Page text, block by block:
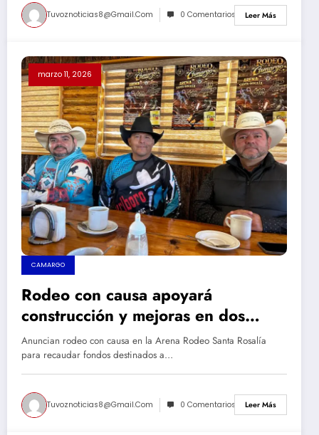
Tuvoznoticias8@gmail.com 0 Comentarios Leer Más
marzo 11, 2026
CAMARGO
Rodeo con causa apoyará
construcción y mejoras en dos
primarias de Camargo
Anuncian rodeo con causa en la Arena Rodeo Santa Rosalía
para recaudar fondos destinados a…
Tuvoznoticias8@gmail.com 0 Comentarios Leer Más